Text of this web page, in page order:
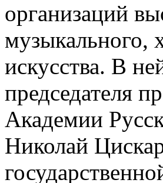
организаций
музыкального,
искусства. В
председателя
Академии
Николай